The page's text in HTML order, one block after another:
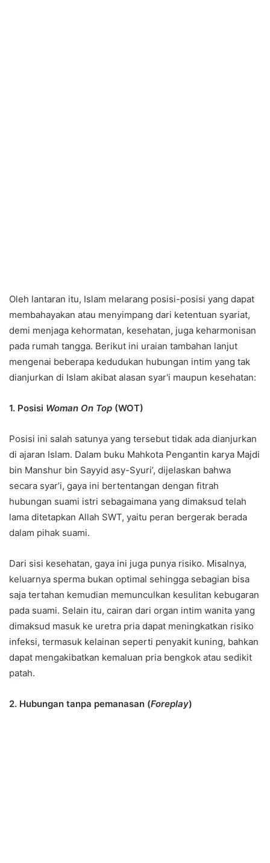
Oleh lantaran itu, Islam melarang posisi-posisi yang dapat
membahayakan atau menyimpang dari ketentuan syariat,
demi menjaga kehormatan, kesehatan, juga keharmonisan
pada rumah tangga. Berikut ini uraian tambahan lanjut
mengenai beberapa kedudukan hubungan intim yang tak
dianjurkan di Islam akibat alasan syar'i maupun kesehatan:
1. Posisi Woman On Top (WOT)
Posisi ini salah satunya yang tersebut tidak ada dianjurkan
di ajaran Islam. Dalam buku Mahkota Pengantin karya Majdi
bin Manshur bin Sayyid asy-Syuri’, dijelaskan bahwa
secara syar’i, gaya ini bertentangan dengan fitrah
hubungan suami istri sebagaimana yang dimaksud telah
lama ditetapkan Allah SWT, yaitu peran bergerak berada
dalam pihak suami.
Dari sisi kesehatan, gaya ini juga punya risiko. Misalnya,
keluarnya sperma bukan optimal sehingga sebagian bisa
saja tertahan kemudian memunculkan kesulitan kebugaran
pada suami. Selain itu, cairan dari organ intim wanita yang
dimaksud masuk ke uretra pria dapat meningkatkan risiko
infeksi, termasuk kelainan seperti penyakit kuning, bahkan
dapat mengakibatkan kemaluan pria bengkok atau sedikit
patah.
2. Hubungan tanpa pemanasan (Foreplay)